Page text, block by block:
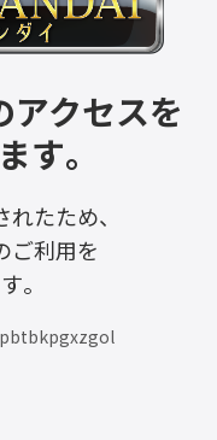
アクセスを
す。
たため、
ご利用を
。